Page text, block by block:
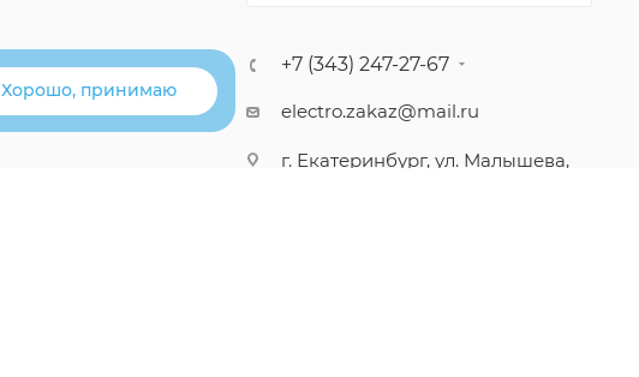
+7 (343) 247-27-67
electro.zakaz@mail.ru
г. Екатеринбург, ул. Малышева,
Хорошо, принимаю